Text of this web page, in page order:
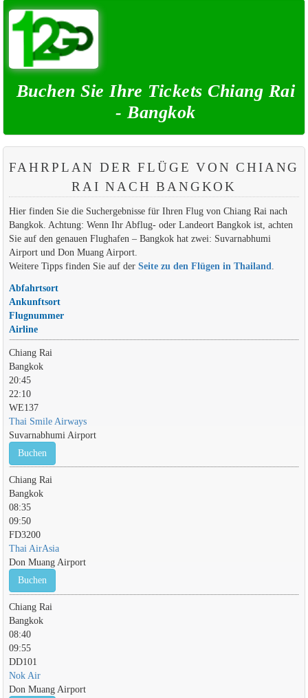
Buchen Sie Ihre Tickets Chiang Rai
- Bangkok
FAHRPLAN DER FLÜGE VON CHIANG
RAI NACH BANGKOK
Hier finden Sie die Suchergebnisse für Ihren Flug von Chiang Rai nach
Bangkok. Achtung: Wenn Ihr Abflug- oder Landeort Bangkok ist, achten
Sie auf den genauen Flughafen – Bangkok hat zwei: Suvarnabhumi
Airport und Don Muang Airport.
Weitere Tipps finden Sie auf der Seite zu den Flügen in Thailand.
Abfahrtsort
Ankunftsort
Flugnummer
Airline
Chiang Rai
Bangkok
20:45
22:10
WE137
Thai Smile Airways
Suvarnabhumi Airport
Buchen
Chiang Rai
Bangkok
08:35
09:50
FD3200
Thai AirAsia
Don Muang Airport
Buchen
Chiang Rai
Bangkok
08:40
09:55
DD101
Nok Air
Don Muang Airport